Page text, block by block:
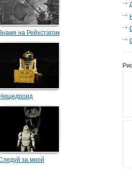
на Рейхстагом
Нищедроид
за мной